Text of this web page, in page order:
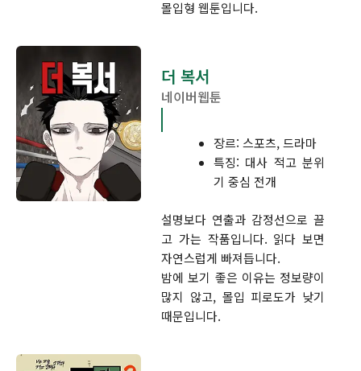
몰입형 웹툰입니다.
더 복서
네이버웹툰
장르: 스포츠, 드라마
특징: 대사 적고 분위
기 중심 전개
설명보다 연출과 감정선으로 끌
고 가는 작품입니다. 읽다 보면
자연스럽게 빠져듭니다.
밤에 보기 좋은 이유는 정보량이
많지 않고, 몰입 피로도가 낮기
때문입니다.